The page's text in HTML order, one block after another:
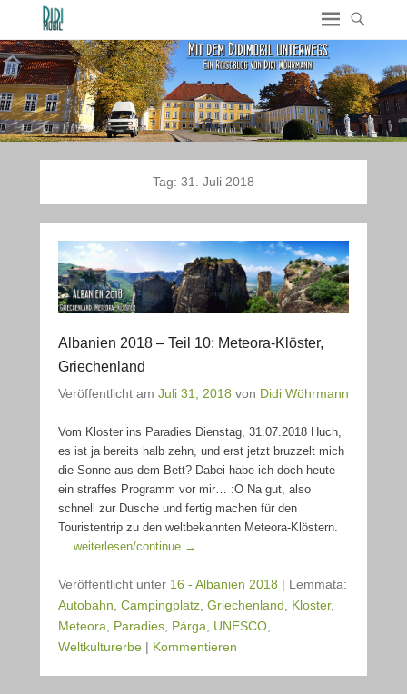
Tag: 31. Juli 2018
Albanien 2018 – Teil 10: Meteora-Klöster,
Griechenland
Veröffentlicht am Juli 31, 2018 von Didi Wöhrmann
Vom Kloster ins Paradies Dienstag, 31.07.2018 Huch,
es ist ja bereits halb zehn, und erst jetzt bruzzelt mich
die Sonne aus dem Bett? Dabei habe ich doch heute
ein straffes Programm vor mir… :O Na gut, also
schnell zur Dusche und fertig machen für den
Touristentrip zu den weltbekannten Meteora-Klöstern.
… weiterlesen/continue →
Veröffentlicht unter 16 - Albanien 2018 | Lemmata:
Autobahn Campingplatz Griechenland Kloster,
Meteora
Paradies Párga UNESCO
Weltkulturerbe | Kommentieren